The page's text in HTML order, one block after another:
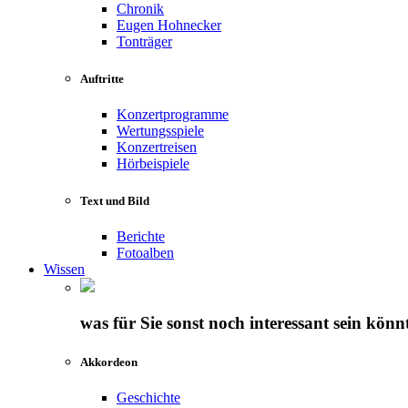
Chronik
Eugen Hohnecker
Tonträger
Auftritte
Konzertprogramme
Wertungsspiele
Konzertreisen
Hörbeispiele
Text und Bild
Berichte
Fotoalben
Wissen
was für Sie sonst noch interessant sein
Akkordeon
Geschichte